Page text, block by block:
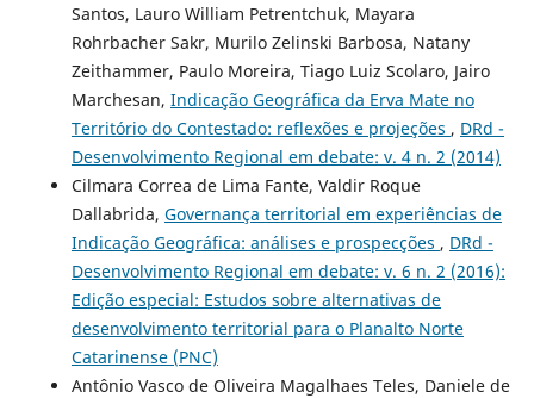
Santos, Lauro William Petrentchuk, Mayara
Rohrbacher Sakr, Murilo Zelinski Barbosa, Natany
Zeithammer, Paulo Moreira, Tiago Luiz Scolaro, Jairo
Marchesan, Indicação Geográfica da Erva Mate no
Território do Contestado: reflexões e projeções , DRd -
Desenvolvimento Regional em debate: v. 4 n. 2 (2014)
Cilmara Correa de Lima Fante, Valdir Roque
Dallabrida, Governança territorial em experiências de
Indicação Geográfica: análises e prospecções , DRd -
Desenvolvimento Regional em debate: v. 6 n. 2 (2016):
Edição especial: Estudos sobre alternativas de
desenvolvimento territorial para o Planalto Norte
Catarinense (PNC)
Antônio Vasco de Oliveira Magalhaes Teles, Daniele de